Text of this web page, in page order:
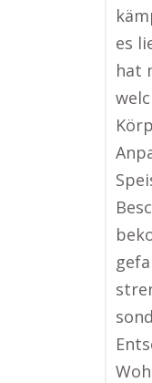
es
hat